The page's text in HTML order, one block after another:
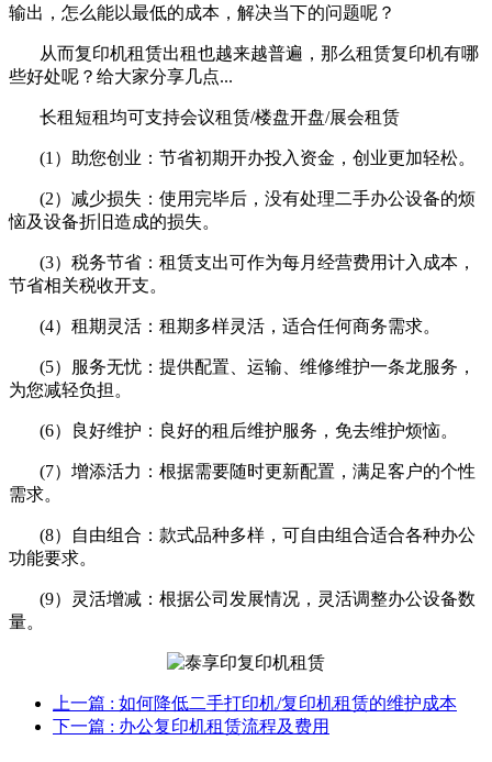
输出，怎么能以最低的成本，解决当下的问题呢？
从而复印机租赁出租也越来越普遍，那么租赁复印机有哪
些好处呢？给大家分享几点...
长租短租均可支持会议租赁/楼盘开盘/展会租赁
(1 ）助您创业：节省初期开办投入资金，创业更加轻松。
(2）减少损失：使用完毕后，没有处理二手办公设备的烦
恼及设备折旧造成的损失。
(3）税务节省：租赁支出可作为每月经营费用计入成本，
节省相关税收开支。
(4）租期灵活：租期多样灵活，适合任何商务需求。
(5）服务无忧：提供配置、运输、维修维护一条龙服务，
为您减轻负担。
(6）良好维护：良好的租后维护服务，免去维护烦恼。
(7）增添活力：根据需要随时更新配置，满足客户的个性
需求。
(8）自由组合：款式品种多样，可自由组合适合各种办公
功能要求。
(9）灵活增减：根据公司发展情况，灵活调整办公设备数
量。
上一篇 : 如何降低二手打印机/复印机租赁的维护成本
下一篇 : 办公复印机租赁流程及费用